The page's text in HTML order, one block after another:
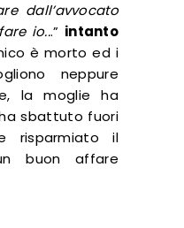
dall’avvocato
io...” intanto
è morto ed i
neppure
la moglie ha
sbattuto fuori
risparmiato il
buon affare